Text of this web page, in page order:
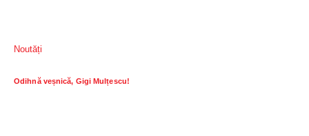
Noutăți
Odihnă veșnică, Gigi Mulțescu!